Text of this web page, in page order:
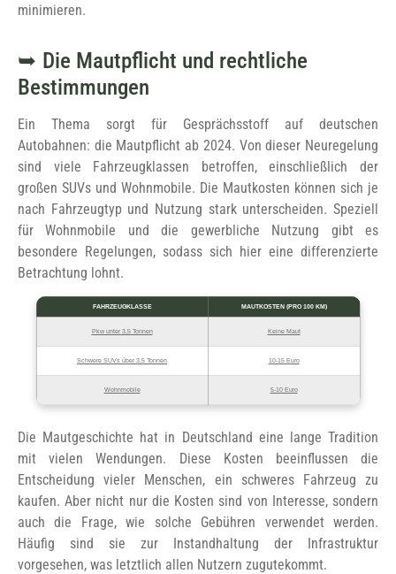
minimieren.
Die Mautpflicht und rechtliche
Bestimmungen
Ein Thema sorgt für Gesprächsstoff auf deutschen
Autobahnen: die Mautpflicht ab 2024. Von dieser Neuregelung
sind viele Fahrzeugklassen betroffen, einschließlich der
großen SUVs und Wohnmobile. Die Mautkosten können sich je
nach Fahrzeugtyp und Nutzung stark unterscheiden. Speziell
für Wohnmobile und die gewerbliche Nutzung gibt es
besondere Regelungen, sodass sich hier eine differenzierte
Betrachtung lohnt.
FAHRZEUGKLASSE MAUTKOSTEN (PRO 100 KM)
Pkw unter 3,5 Tonnen Keine Maut
Schwere SUVs über 3,5 Tonnen 10-15 Euro
Wohnmobile 5-10 Euro
Die Mautgeschichte hat in Deutschland eine lange Tradition
mit vielen Wendungen. Diese Kosten beeinflussen die
Entscheidung vieler Menschen, ein schweres Fahrzeug zu
kaufen. Aber nicht nur die Kosten sind von Interesse, sondern
auch die Frage, wie solche Gebühren verwendet werden.
Häufig sind sie zur Instandhaltung der Infrastruktur
vorgesehen, was letztlich allen Nutzern zugutekommt.